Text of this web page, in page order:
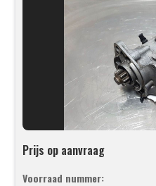
Prijs op aanvraag
Voorraad nummer: